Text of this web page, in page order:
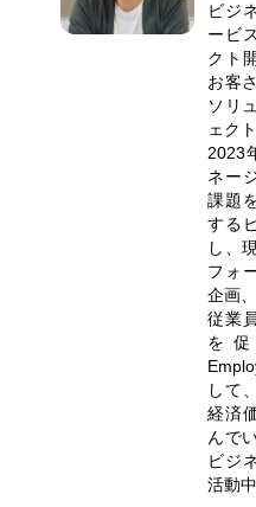
ビジ
ービ
クト
お客
ソリ
ェク
2023
ネー
課題
する
し、
フォ
企画
従業
を促
して
経済
んで
ビジ
活動中